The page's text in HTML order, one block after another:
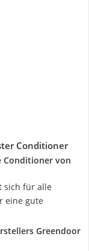
Conditioner
Conditioner von
sich für alle
eine gute
Greendoor